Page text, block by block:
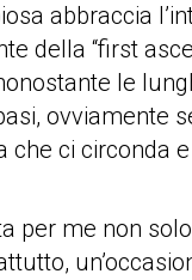
abbraccia
della “first
le
ovviamente
ci circonda
per me non